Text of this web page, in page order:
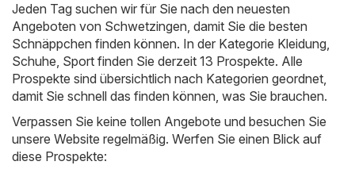
Jeden Tag suchen wir für Sie nach den neuesten
Angeboten von Schwetzingen, damit Sie die besten
Schnäppchen finden können. In der Kategorie Kleidung,
Schuhe, Sport finden Sie derzeit 13 Prospekte. Alle
Prospekte sind übersichtlich nach Kategorien geordnet,
damit Sie schnell das finden können, was Sie brauchen.
Verpassen Sie keine tollen Angebote und besuchen Sie
unsere Website regelmäßig. Werfen Sie einen Blick auf
diese Prospekte: